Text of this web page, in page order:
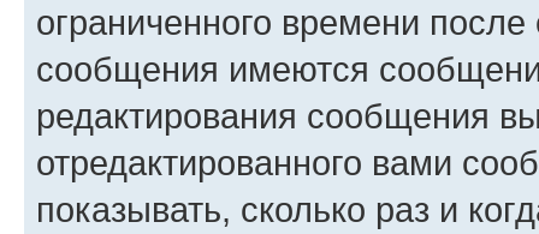
ограниченного времени
сообщения имеются
редактирования сообщения
отредактированного вами
показывать, сколько раз и